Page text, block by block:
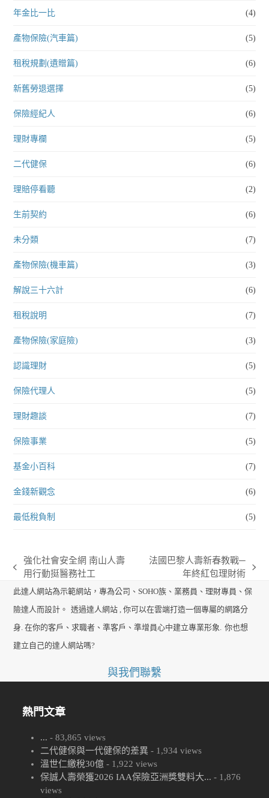
年金比一比 (4)
產物保險(汽車篇) (5)
租稅規劃(遺贈篇) (6)
新舊勞退選擇 (5)
保險經紀人 (6)
理財專欄 (5)
二代健保 (6)
理賠停看聽 (2)
生前契約 (6)
未分類 (7)
產物保險(機車篇) (3)
解說三十六計 (6)
租稅說明 (7)
產物保險(家庭險) (3)
認識理財 (5)
保險代理人 (5)
理財趣談 (7)
保險事業 (5)
基金小百科 (7)
金錢新觀念 (6)
最低稅負制 (5)
previous
post:
強化社會安全網 南山人壽
用行動挺醫務社工
post:
法國巴黎人壽新春教戰─
年終紅包理財術
此達人網站為示範網站，專為公司、SOHO族、業務員、理財專員、保
險達人而設計。
透過達人網站 , 你可以在雲端打造一個專屬的網路分
身. 在你的客戶、求職者、準客戶、準增員心中建立專業形象. 你也想
建立自己的達人網站嗎?
與我們聯繫
熱門文章
... - 83,865 views
二代健保與一代健保的差異 - 1,934 views
溫世仁繳稅30億 - 1,922 views
保誠人壽榮獲2026 IAA保險亞洲獎雙料大... - 1,876
views